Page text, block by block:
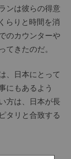
ンは彼らの得意
らりと時間を消
のカウンターや
てきたのだ。
、日本にとって
にもあるよう
方は、日本が長
タリと合致する